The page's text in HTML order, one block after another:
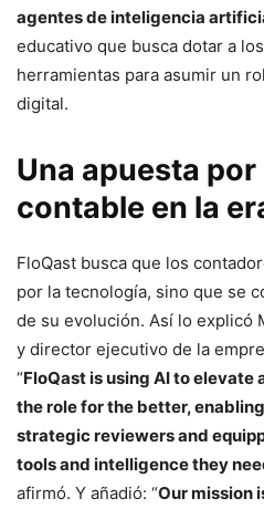
agentes de inteligencia
educativo que busca dotar a
herramientas para asumir un
digital.
Una apuesta
contable en la
FloQast busca que los
por la tecnología, sino que se
de su evolución. Así lo explicó
y director ejecutivo de la
“FloQast is using AI to
the role for the better,
strategic reviewers and
tools and intelligence they
afirmó. Y añadió: “Our mission